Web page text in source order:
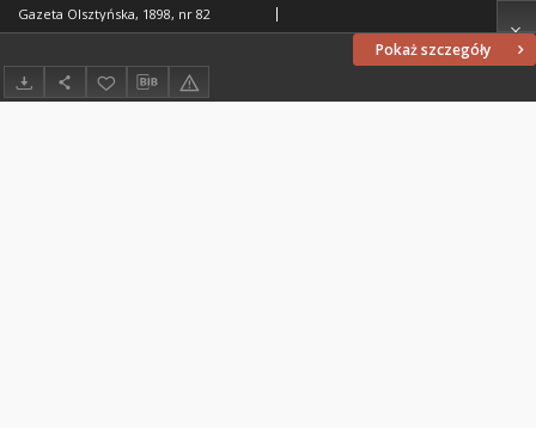
Pokaż szczegóły
Gazeta Olsztyńska, 1898, nr 82